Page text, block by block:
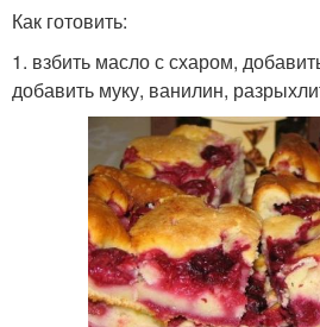
Как готовить:
1. взбить масло с схаром,
добавить муку, ванилин,